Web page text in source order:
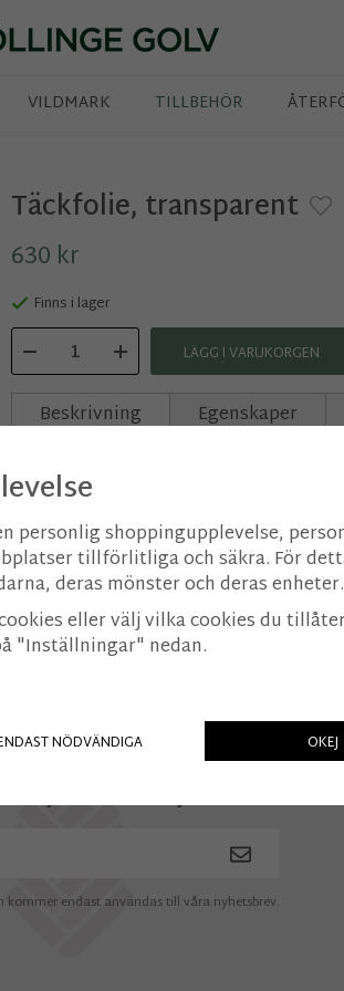
VILDMARK TILLBEHÖR
Täckfolie, transparent
630 kr
Finns i lager
LÄGG I VARUKORGEN
Beskrivning Egenskaper
Transparent folie från T-
tillfällig täckning för att skydda
Bredd: 2 m
Längd per rulle: 50 m
erbjudanden och nyheter!
endast användas till våra nyhetsbrev.
personlig shoppingupplevelse,
tillförlitliga och säkra. För
deras mönster och deras enheter.
eller välj vilka cookies du
"Inställningar" nedan.
NÖDVÄNDIGA OKEJ